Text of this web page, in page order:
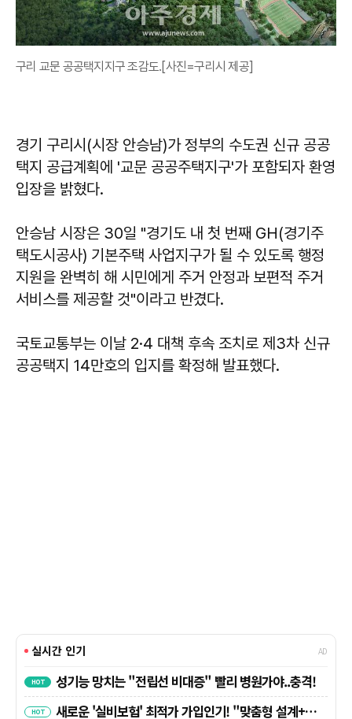
구리 교문 공공택지지구 조감도.[사진=구리시 제공]
경기 구리시(시장 안승남)가 정부의 수도권 신규 공공
택지 공급계획에 '교문 공공주택지구'가 포함되자 환영
입장을 밝혔다.
안승남 시장은 30일 "경기도 내 첫 번째 GH(경기주
택도시공사) 기본주택 사업지구가 될 수 있도록 행정
지원을 완벽히 해 시민에게 주거 안정과 보편적 주거
서비스를 제공할 것"이라고 반겼다.
국토교통부는 이날 2·4 대책 후속 조치로 제3차 신규
공공택지 14만호의 입지를 확정해 발표했다.